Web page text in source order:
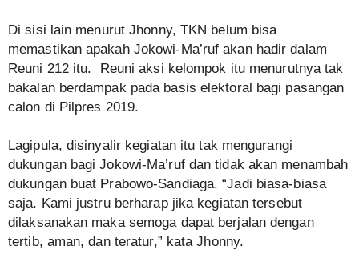
Di sisi lain menurut Jhonny, TKN belum bisa
memastikan apakah Jokowi-Ma’ruf akan hadir dalam
Reuni 212 itu. Reuni aksi kelompok itu menurutnya tak
bakalan berdampak pada basis elektoral bagi pasangan
calon di Pilpres 2019.
Lagipula, disinyalir kegiatan itu tak mengurangi
dukungan bagi Jokowi-Ma’ruf dan tidak akan menambah
dukungan buat Prabowo-Sandiaga. “Jadi biasa-biasa
saja. Kami justru berharap jika kegiatan tersebut
dilaksanakan maka semoga dapat berjalan dengan
tertib, aman, dan teratur,” kata Jhonny.